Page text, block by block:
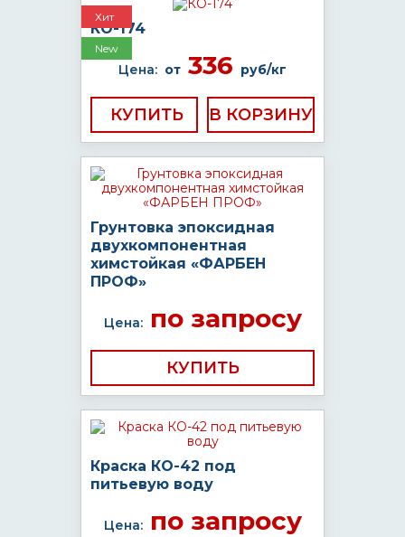
Хит
New
КО-174
Цена: от 336 руб/кг
КУПИТЬ
Грунтовка эпоксидная
двухкомпонентная
химстойкая «ФАРБЕН
ПРОФ»
Цена:по запросу
КУПИТЬ
Краска КО-42 под
питьевую воду
Цена:по запросу